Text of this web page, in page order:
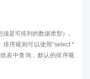
是可排列的数据类型）。
序规则可以使用“select *
表中查询，默认的排序规